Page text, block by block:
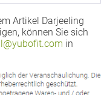
Artikel Darjeeling
können Sie sich
in